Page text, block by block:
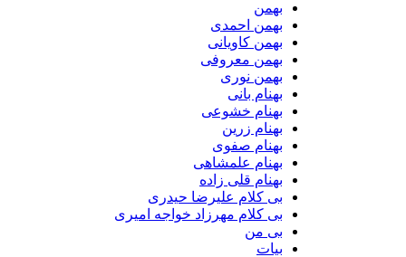
بهمن احمدی
بهمن کاویانی
بهمن معروفی
بهمن نوری
بهنام بانی
بهنام خشوعی
بهنام زرین
بهنام صفوی
بهنام علمشاهی
بهنام قلی زاده
بی کلام علیرضا حیدری
بی کلام مهرزاد خواجه امیری